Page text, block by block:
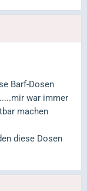
Barf-Dosen
war immer
machen
diese Dosen